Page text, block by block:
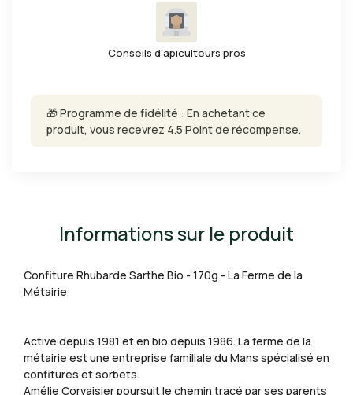
Conseils d'apiculteurs pros
🎁 Programme de fidélité : En achetant ce
produit, vous recevrez 4.5 Point de récompense.
Informations sur le produit
Confiture Rhubarde Sarthe Bio - 170g - La Ferme de la
Métairie
Active depuis 1981 et en bio depuis 1986. La ferme de la
métairie est une entreprise familiale du Mans spécialisé en
confitures et sorbets.
Amélie Corvaisier poursuit le chemin tracé par ses parents